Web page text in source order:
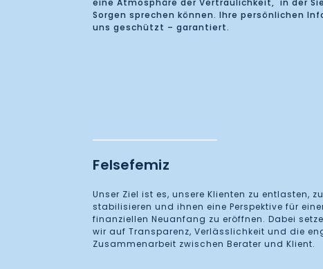
eine Atmosphäre der Vertraulichkeit, in der
Sorgen sprechen können. Ihre persönlichen
uns geschützt – garantiert.
Felsefemiz
Unser Ziel ist es, unsere Klienten zu entlasten, zu
stabilisieren und ihnen eine Perspektive für
finanziellen Neuanfang zu eröffnen. Dabei
wir auf Transparenz, Verlässlichkeit und die
Zusammenarbeit zwischen Berater und Klient.